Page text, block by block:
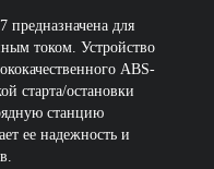
предназначена для
током. Устройство
ABS-
старта/остановки
станцию
ее надежность и